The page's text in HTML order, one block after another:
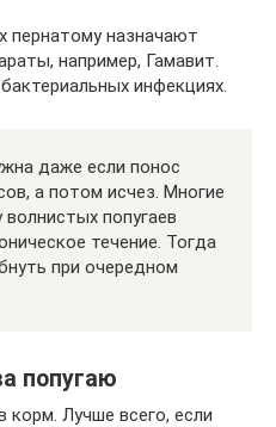
пернатому назначают
например, Гамавит.
инфекциях.
даже если понос
а потом исчез. Многие
попугаев
течение. Тогда
при очередном
попугаю
Лучше всего, если